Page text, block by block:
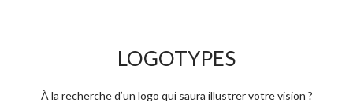
LOGOTYPES
À la recherche d’un logo qui saura illustrer votre vision ?